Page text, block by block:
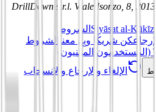
DrillDown s.r.l. Viale Isonzo, 8,
Siyāsat al-Kūkīz الشروط
كن شريكًا وبِع معنا
الشروط
الإلغاء والإرجاع والانسحاب